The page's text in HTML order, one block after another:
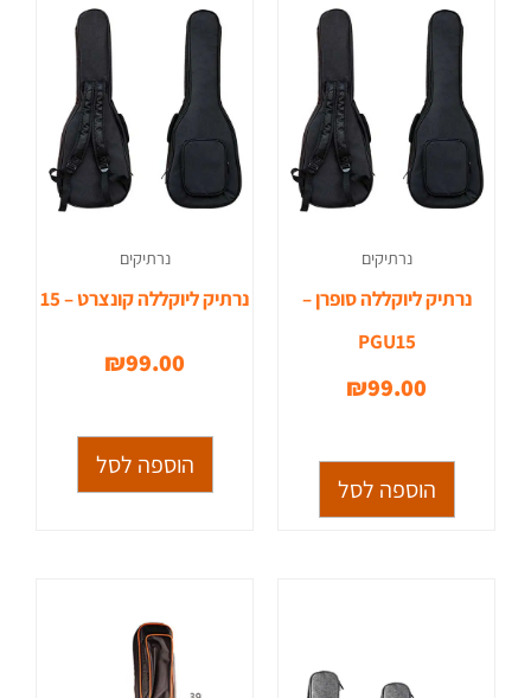
נרתיקים
נרתיק ליוקללה סופרן –
PGU15
₪99.00
הוספה לסל
נרתיקים
נרתיק ליוקללה קונצרט – 15
₪99.00
הוספה לסל